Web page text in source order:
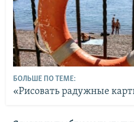
БОЛЬШЕ ПО ТЕМЕ:
«Рисовать радужные